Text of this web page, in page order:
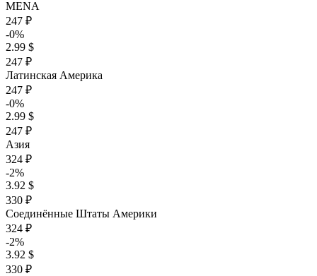
MENA
247 ₽
-0%
2.99 $
247 ₽
Латинская Америка
247 ₽
-0%
2.99 $
247 ₽
Азия
324 ₽
-2%
3.92 $
330 ₽
Соединённые Штаты Америки
324 ₽
-2%
3.92 $
330 ₽